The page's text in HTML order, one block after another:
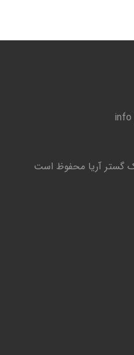
info
گستر آریا محفوظ است